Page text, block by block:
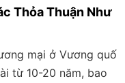
Thỏa Thuận Như
mại ở Vương quố
từ 10-20 năm, bao